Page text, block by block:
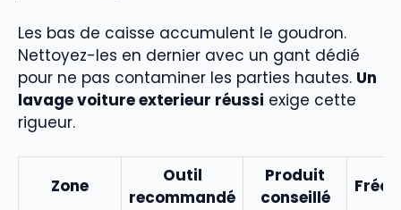
Les bas de caisse accumulent le goudron.
Nettoyez-les en dernier avec un gant dédié
pour ne pas contaminer les parties hautes. Un
lavage voiture exterieur réussi exige cette
rigueur.
Zone
Outil
recommandé
Produit
conseillé